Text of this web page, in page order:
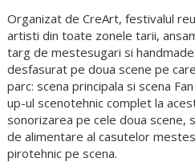
Organizat de CreArt, festivalul
artisti din toate zonele tarii,
targ de mestesugari si
desfasurat pe doua scene pe
parc: scena principala si scena
up-ul scenotehnic complet la
sonorizarea pe cele doua scene,
de alimentare al casutelor
pirotehnic pe scena.